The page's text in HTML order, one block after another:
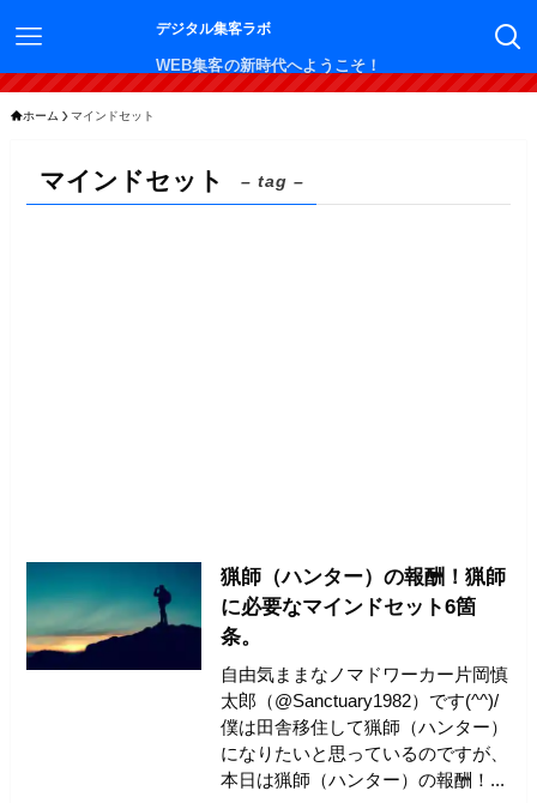
デジタル集客ラボ
WEB集客の新時代へようこそ！
ホーム マインドセット
マインドセット – tag –
猟師（ハンター）の報酬！猟師
に必要なマインドセット6箇
条。
自由気ままなノマドワーカー片岡慎
太郎（@Sanctuary1982）です(^^)/
僕は田舎移住して猟師（ハンター）
になりたいと思っているのですが、
本日は猟師（ハンター）の報酬！...